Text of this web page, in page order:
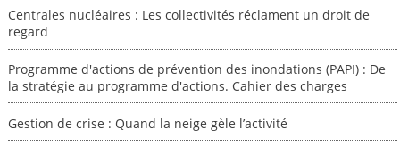
Centrales nucléaires : Les collectivités réclament un droit de
regard
Programme d'actions de prévention des inondations (PAPI) : De
la stratégie au programme d'actions. Cahier des charges
Gestion de crise : Quand la neige gèle l’activité